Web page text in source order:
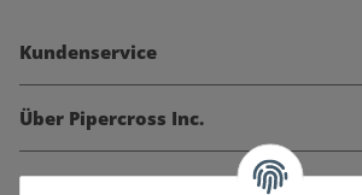
Kundenservice
Über Pipercross Inc.
Informationen